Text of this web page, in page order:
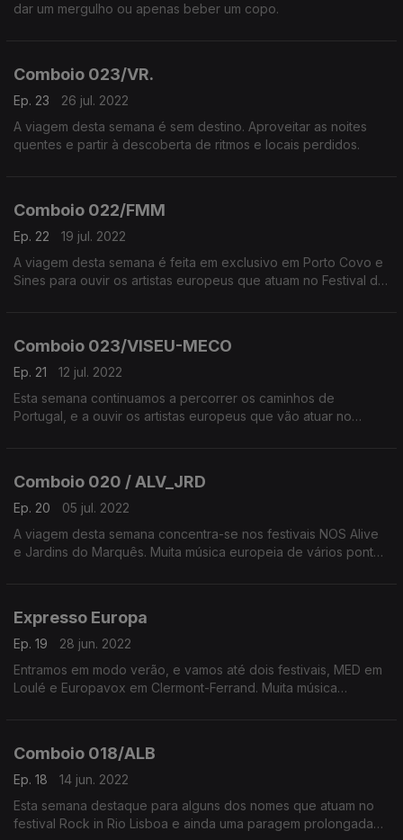
dar um mergulho ou apenas beber um copo.
Comboio 023/VR.
Ep. 23
26 jul. 2022
A viagem desta semana é sem destino. Aproveitar as noites
quentes e partir à descoberta de ritmos e locais perdidos.
Comboio 022/FMM
Ep. 22
19 jul. 2022
A viagem desta semana é feita em exclusivo em Porto Covo e
Sines para ouvir os artistas europeus que atuam no Festival de
Comboio 023/VISEU-MECO
Ep. 21
12 jul. 2022
Esta semana continuamos a percorrer os caminhos de
Portugal, e a ouvir os artistas europeus que vão atuar no
Comboio 020 / ALV_JRD
Ep. 20
05 jul. 2022
A viagem desta semana concentra-se nos festivais NOS Alive
e Jardins do Marquês. Muita música europeia de vários pontos
Expresso Europa
Ep. 19
28 jun. 2022
Entramos em modo verão, e vamos até dois festivais, MED em
Loulé e Europavox em Clermont-Ferrand. Muita música
Comboio 018/ALB
Ep. 18
14 jun. 2022
Esta semana destaque para alguns dos nomes que atuam no
festival Rock in Rio Lisboa e ainda uma paragem prolongada